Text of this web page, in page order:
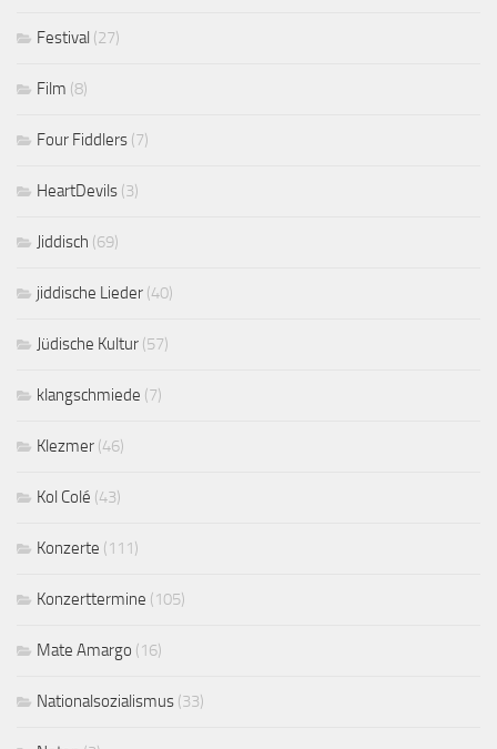
Festival (27)
Film (8)
Four Fiddlers (7)
HeartDevils (3)
Jiddisch (69)
jiddische Lieder (40)
Jüdische Kultur (57)
klangschmiede (7)
Klezmer (46)
Kol Colé (43)
Konzerte (111)
Konzerttermine (105)
Mate Amargo (16)
Nationalsozialismus (33)